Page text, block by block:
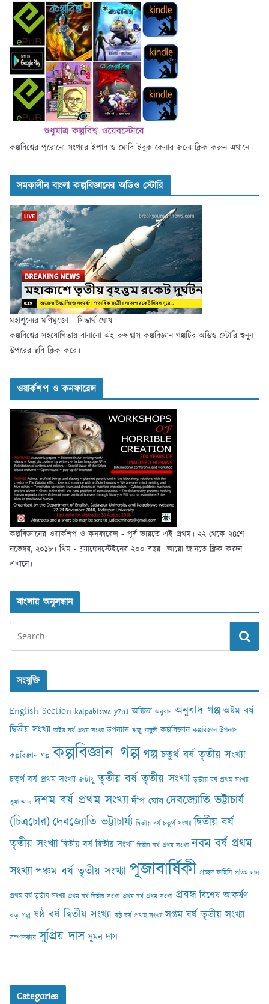
কল্পবিশ্বের পুরোনো সংখ্যার ইপাব ও মোবি ইবুক কেনার জন্যে ক্লিক করুন এখানে।
সমকালীন বাংলা কল্পবিজ্ঞানের অডিও স্টোরি
মহাশূন্যের মণিমুক্তো - সিদ্ধার্থ ঘোষ।
কল্পবিশ্বের সহযোগিতায় বানানো এই রুদ্ধশ্বাস কল্পবিজ্ঞান গল্পটির অডিও স্টোরি শুনুন
উপরের ছবি ক্লিক করে।
ওয়ার্কশপ ও কনফারেন্স
কল্পবিজ্ঞানের ওয়ার্কশপ ও কনফারেন্স - পূর্ব ভারতে এই প্রথম। ২২ থেকে ২৪শে
নভেম্বর, ২০১৮। থিম - ফ্র্যাঙ্কেনস্টেইনের ২০০ বছর। আরো জানতে ক্লিক করুন
এখানে।
বাংলায় অনুসন্ধান
সংযুক্তি
English Section kalpabiswa y7n1 অঙ্কিতা অনুবাদ অনুবাদ গল্প অষ্টম বর্ষ
দ্বিতীয় সংখ্যা অষ্টম বর্ষ প্রথম সংখ্যা উপন্যাস ঋজু গাঙ্গুলী কল্পবিজ্ঞান কল্পবিজ্ঞান উপন্যাস
কল্পবিজ্ঞান গল্প কল্পবিজ্ঞান গল্পগল্প চতুর্থ বর্ষ তৃতীয় সংখ্যা
চতুর্থ বর্ষ প্রথম সংখ্যা জটায়ু তৃতীয় বর্ষ তৃতীয় সংখ্যা তৃতীয় বর্ষ প্রথম সংখ্যা
তৃষা আঢ‍্য দশম বর্ষ প্রথম সংখ্যা দীপ ঘোষ দেবজ্যোতি ভট্টাচার্য
(চিত্রচোর)দেবজ্যোতি ভট্টাচার্য্য দ্বিতীয় বর্ষ চতুর্থ সংখ্যা দ্বিতীয় বর্ষ
তৃতীয় সংখ্যা দ্বিতীয় বর্ষ দ্বিতীয় সংখ্যা দ্বিতীয় বর্ষ প্রথম সংখ্যা নবম বর্ষ প্রথম
সংখ্যাপঞ্চম বর্ষ তৃতীয় সংখ্যা পূজাবার্ষিকী প্রচ্ছদ কাহিনি প্রতিম দাস
প্রথম বর্ষ তৃতীয় সংখ্যা প্রথম বর্ষ দ্বিতীয় সংখ্যা প্রথম বর্ষ প্রথম সংখ্যা প্রবন্ধ বিশেষ আকর্ষণ
বড় গল্প ষষ্ঠ বর্ষ দ্বিতীয় সংখ্যা ষষ্ঠ বর্ষ প্রথম সংখ্যা সপ্তম বর্ষ তৃতীয় সংখ্যা
সম্পাদকীয় সুপ্রিয় দাস সুমন দাস
Categories